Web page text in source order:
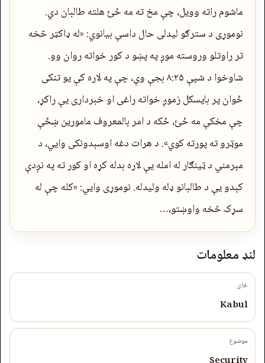
ماشوم راته وویل، چې مخ ته مه ځئ هلته طالبان دي.
نوموړی د سترګو لیدلی حال داسې بیانوي: «له ډاکټر څخه
تر راوتلو وروسته موږ په پښو د کور خواته روان وو.
شاوخوا د شپې ۸:۲۵ بجې وې، چې په لاره کې یو تنکی
ځوان پر بایسکل زموږ خواته راغی او خبرداری یې راکړ،
چې مخکې مه ځئ، ځکه د امر بالمعروف مامورین ښځې
موټرو ته پورته کوي». د هرات دغه اوسېدونکی وایي، د
مېرمني‌ د ټینګار له امله یې لاره بدله کړه او کور ته په نږدې
کېدو یې د طالبانو ډله ولیدله. نوموړی وايي: «کله چې له
سړک څخه واوښتو،…
لنډ معلومات
ځای
Kabul
موضوع